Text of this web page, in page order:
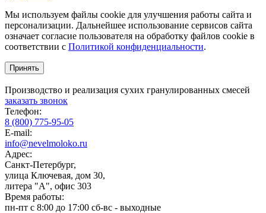
Мы используем файлы cookie для улучшения работы сайта и
персонализации. Дальнейшее использование сервисов сайта
означает согласие пользователя на обработку файлов cookie в
соответствии с Политикой конфиденциальности.
Принять
Производство и реализация сухих гранулированных смесей
заказать звонок
Телефон:
8 (800) 775-95-05
E-mail:
info@nevelmoloko.ru
Адрес:
Санкт-Петербург,
улица Ключевая, дом 30,
литера "А", офис 303
Время работы:
пн-пт с 8:00 до 17:00 сб-вс - выходные